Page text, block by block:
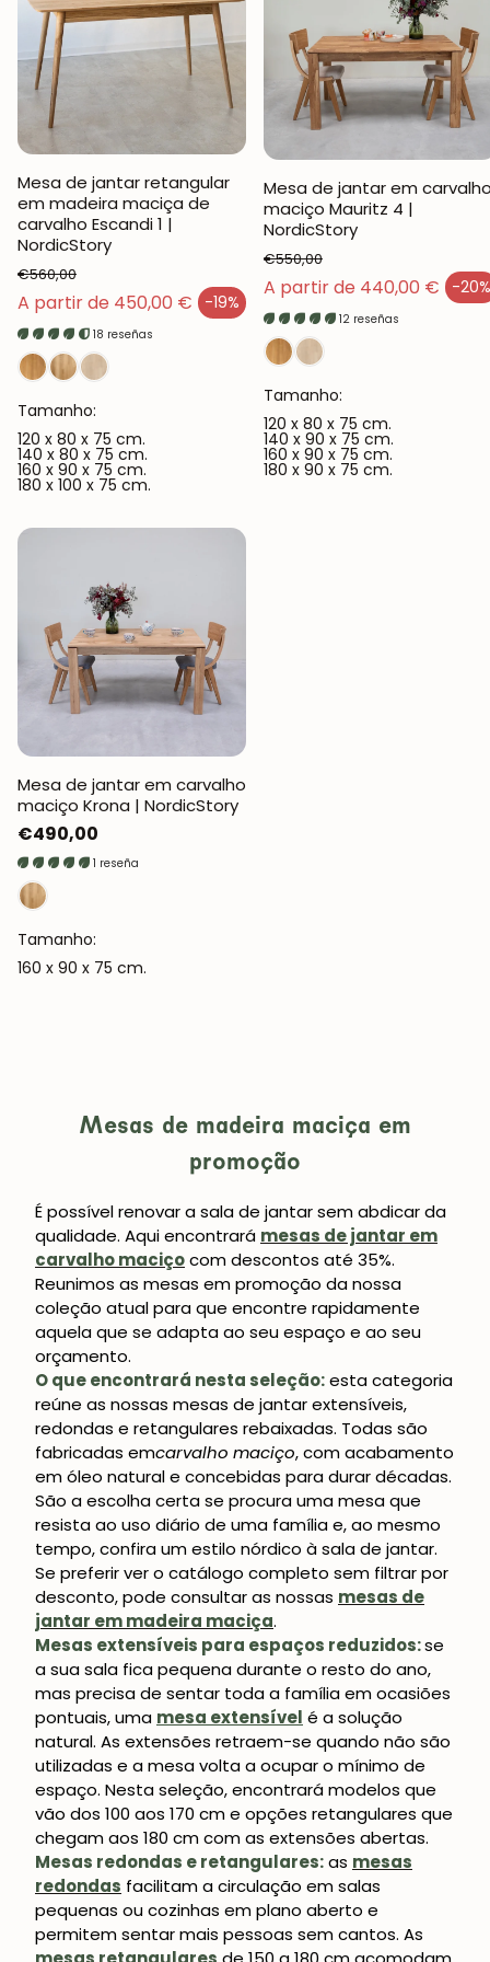
Mesa de jantar retangular
em madeira maciça de
carvalho Escandi 1 |
NordicStory
A partir de 450,00 € -19%
Preço de venda
Preço normal
€560,00
18 reseñas
Tamanho:
120 x 80 x 75 cm.
140 x 80 x 75 cm.
160 x 90 x 75 cm.
180 x 100 x 75 cm.
Mesa de jantar em
maciço Mauritz 4 |
NordicStory
A partir de 440,00 € -20%
Preço de venda
Preço normal
€550,00
12 reseñas
Tamanho:
120 x 80 x 75 cm.
140 x 90 x 75 cm.
160 x 90 x 75 cm.
180 x 90 x 75 cm.
Mesa de jantar em carvalho
maciço Krona | NordicStory
Preço
normal
€490,00
1 reseña
Tamanho:
160 x 90 x 75 cm.
Mesas de madeira maciça em
promoção
É possível renovar a sala de jantar sem abdicar da
qualidade. Aqui encontrará mesas de jantar em
carvalho maciçocom descontos até 35%.
Reunimos as mesas em promoção da nossa
coleção atual para que encontre rapidamente
aquela que se adapta ao seu espaço e ao seu
orçamento.
O que encontrará nesta seleção:esta categoria
reúne as nossas mesas de jantar extensíveis,
redondas e retangulares rebaixadas. Todas são
fabricadas emcarvalho maciço, com acabamento
em óleo natural e concebidas para durar décadas.
São a escolha certa se procura uma mesa que
resista ao uso diário de uma família e, ao mesmo
tempo, confira um estilo nórdico à sala de jantar.
Se preferir ver o catálogo completo sem filtrar por
desconto, pode consultar as nossas mesas de
jantar em madeira maciça.
Mesas extensíveis para espaços reduzidos:se
a sua sala fica pequena durante o resto do ano,
mas precisa de sentar toda a família em ocasiões
pontuais, uma mesa extensível é a solução
natural. As extensões retraem-se quando não são
utilizadas e a mesa volta a ocupar o mínimo de
espaço. Nesta seleção, encontrará modelos que
vão dos 100 aos 170 cm e opções retangulares que
chegam aos 180 cm com as extensões abertas.
Mesas redondas e retangulares:as mesas
redondas facilitam a circulação em salas
pequenas ou cozinhas em plano aberto e
permitem sentar mais pessoas sem cantos. As